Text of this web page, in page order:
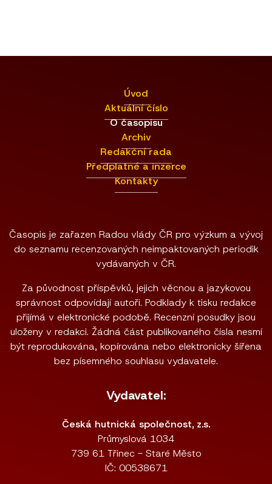
Úvod
Aktuální číslo
O časopisu
Archiv
Redakční rada
Předplatné a inzerce
Kontakty
Časopis je zařazen Radou vlády ČR pro výzkum a vývoj
do seznamu recenzovaných neimpaktovaných periodik
vydávaných v ČR.
Za původnost příspěvků, jejich věcnou a jazykovou
správnost odpovídají autoři. Podklady k tisku redakce
přijímá v elektronické podobě. Recenzní posudky jsou
uloženy v redakci. Žádná část publikovaného čísla nesmí
být reprodukována, kopírována nebo elektronicky šířena
bez písemného souhlasu vydavatele.
Vydavatel:
Česká hutnická společnost, z.s.
Průmyslová 1034
739 61 Třinec - Staré Město
IČ: 00538671